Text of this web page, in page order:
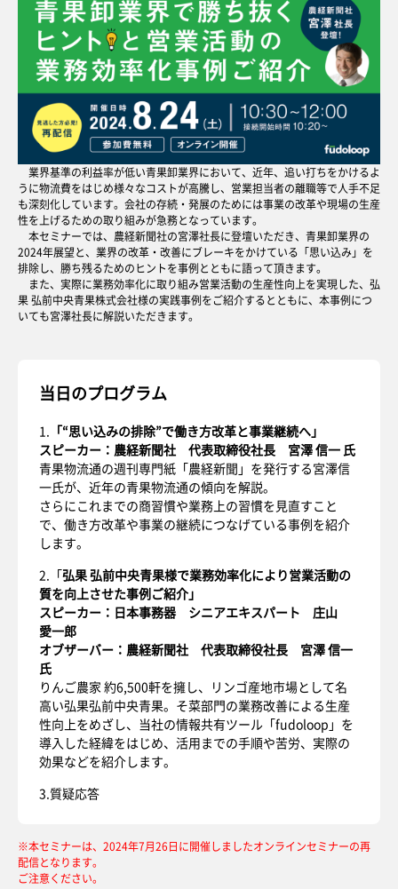
業界基準の利益率が低い青果卸業界において、近年、追い打ちをかけるよ
うに物流費をはじめ様々なコストが高騰し、営業担当者の離職等で人手不足
も深刻化しています。会社の存続・発展のためには事業の改革や現場の生産
性を上げるための取り組みが急務となっています。
本セミナーでは、農経新聞社の宮澤社長に登壇いただき、青果卸業界の
2024年展望と、業界の改革・改善にブレーキをかけている「思い込み」を
排除し、勝ち残るためのヒントを事例とともに語って頂きます。
また、実際に業務効率化に取り組み営業活動の生産性向上を実現した、弘
果 弘前中央青果株式会社様の実践事例をご紹介するとともに、本事例につ
いても宮澤社長に解説いただきます。
当日のプログラム
1. 「“思い込みの排除”で働き方改革と事業継続へ」
スピーカー：農経新聞社 代表取締役社長 宮澤 信一 氏
青果物流通の週刊専門紙「農経新聞」を発行する宮澤信
一氏が、近年の青果物流通の傾向を解説。
さらにこれまでの商習慣や業務上の習慣を見直すこと
で、働き方改革や事業の継続につなげている事例を紹介
します。
2.「弘果 弘前中央青果様で業務効率化により営業活動の
質を向上させた事例ご紹介」
スピーカー：日本事務器 シニアエキスパート 庄山
愛一郎
オブザーバー：農経新聞社 代表取締役社長 宮澤 信一
氏
りんご農家 約6,500軒を擁し、リンゴ産地市場として名
高い弘果弘前中央青果。そ菜部門の業務改善による生産
性向上をめざし、当社の情報共有ツール「fudoloop」を
導入した経緯をはじめ、活用までの手順や苦労、実際の
効果などを紹介します。
3.質疑応答
※本セミナーは、2024年7月26日に開催しましたオンラインセミナーの再
配信となります。
ご注意ください。